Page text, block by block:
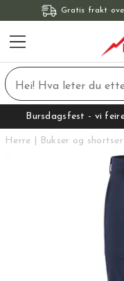
Gratis frakt
Bursdagsfest - vi
Herre Bukser og shortser